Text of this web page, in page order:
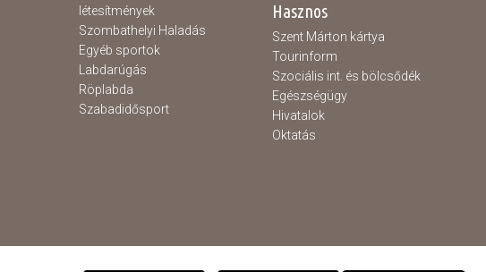
létesítmények
Szombathelyi Haladás
Egyéb sportok
Labdarúgás
Röplabda
Szabadidősport
Hasznos
Szent Márton kártya
Tourinform
Szociális int. és bölcsődék
Egészségügy
Hivatalok
Oktatás